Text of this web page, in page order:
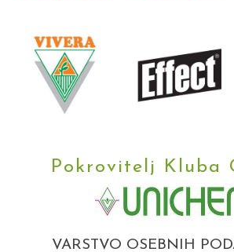
Pokrovitelj Kluba
VARSTVO OSEBNIH